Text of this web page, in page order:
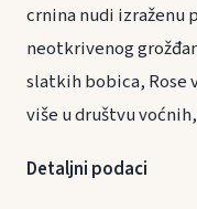
crnina nudi izraženu
neotkrivenog
slatkih bobica, Rose
više u društvu
Detaljni podaci